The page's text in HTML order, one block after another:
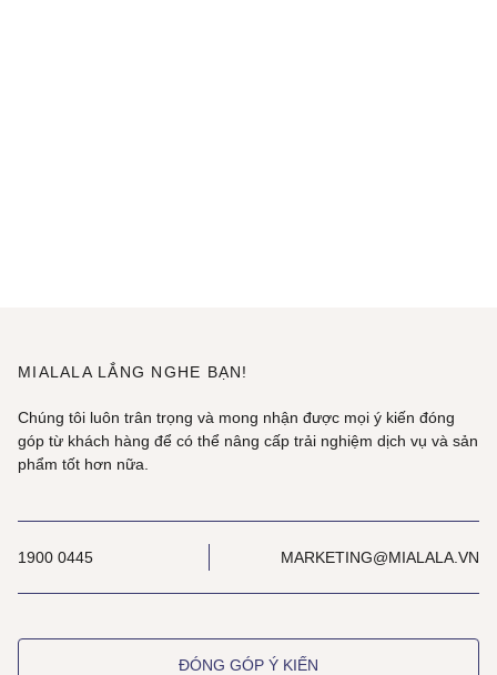
MIALALA LẮNG NGHE BẠN!
Chúng tôi luôn trân trọng và mong nhận được mọi ý kiến đóng
góp từ khách hàng để có thể nâng cấp trải nghiệm dịch vụ và sản
phẩm tốt hơn nữa.
1900 0445 MARKETING@MIALALA.VN
ĐÓNG GÓP Ý KIẾN